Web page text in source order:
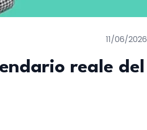
11/06/2026
reale del